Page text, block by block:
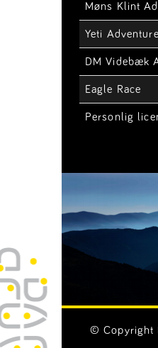
Møns Klint
Yeti
DM Videbæk
Eagle Race
Personlig
© Copyright